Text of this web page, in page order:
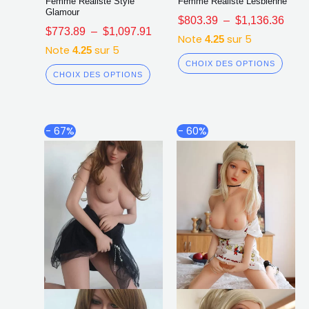
Glamour
$773.89 – $1,097.91
Note 4.25sur 5
CHOIX DES OPTIONS
$803.39 – $1,136.36
Note 4.25sur 5
CHOIX DES OPTIONS
- 67%
Plage
de
options
peuvent
- 60%
de
être